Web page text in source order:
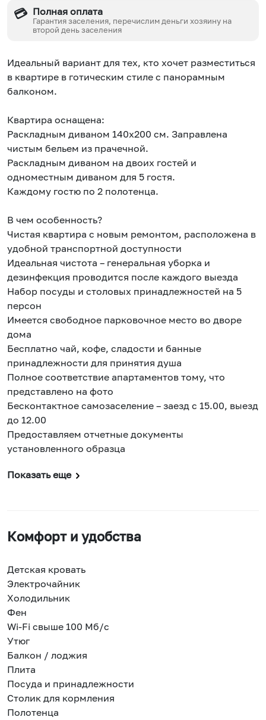
💳 Полная оплата
Гарантия заселения, перечислим деньги хозяину на
второй день заселения
Идеальный вариант для тех, кто хочет разместиться
в квартире в готическим стиле с панорамным
балконом.
Квартира оснащена:
Раскладным диваном 140х200 см. Заправлена
чистым бельем из прачечной.
Раскладным диваном на двоих гостей и
одноместным диваном для 5 гостя.
Каждому гостю по 2 полотенца.
В чем особенность?
Чистая квартира с новым ремонтом, расположена в
удобной транспортной доступности
Идеальная чистота – генеральная уборка и
дезинфекция проводится после каждого выезда
Набор посуды и столовых принадлежностей на 5
персон
Имеется свободное парковочное место во дворе
дома
Бесплатно чай, кофе, сладости и банные
принадлежности для принятия душа
Полное соответствие апартаментов тому, что
представлено на фото
Бесконтактное самозаселение – заезд с 15.00, выезд
до 12.00
Предоставляем отчетные документы
установленного образца
Показать еще
Комфорт и удобства
Детская кровать
Электрочайник
Холодильник
Фен
Wi-Fi свыше 100 Мб/с
Утюг
Балкон / лоджия
Плита
Посуда и принадлежности
Столик для кормления
Полотенца